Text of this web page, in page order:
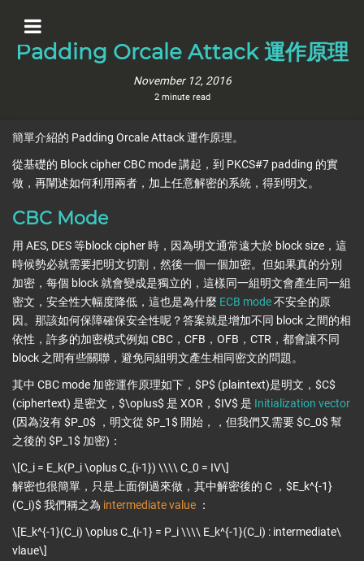
Padding Orcale Attack 運作原理
November 12, 2016
2 minute read
簡單介紹的 Padding Orcale Attack 運作原理。
從基礎的 Block cipher CBC mode 講起，到 PKCS#7 padding 的實
做，再闡述如何利用兩者，加上任意解密的系統，得到明文。
CBC Mode
用 AES, DES 等block cipher 時，因為明文通常遠大於 block size，這
時候勢必就需要把明文切割，然後一個一個加密。但如果真的分別
加密，每個 block 就會變成是獨立的，這樣同一組明文會產生同一組
密文，安全性大幅度降低，這也是為什麼 ECB mode不安全的原
因。那該如何保障確保安全性呢？答案就是增加不同 block 之間的相
依性，許多的加密模式例如 CBC，CFB，OFB，CTR，都會讓不同
block 之間有些關聯，避免同組明文產生相同密文的問題。
其中 CBC mode 加密運作原理如下，$P$ (plaintext)是明文，$C$
(ciphertext) 是密文，$\oplus$ 是 XOR，$IV$ 是 Initialization vector
(因為沒有 $P_0$ ，明文從 $P_1$ 開始，，但我們又需要 $C_0$ 幫
之後的 $P_1$ 加密)：
\[C_i = E_k(P_i \oplus C_{i-1}) \\\\ C_0 = IV\]
解密也很簡單，只是上面倒過來做，其中解密後的 C ，$E_k^{-1}
(C_i)$ 我們稱之為 intermediate value ：
\[E_k^{-1}(C_i) \oplus C_{i-1} = P_i \\\\ E_k^{-1}(C_i) : intermediate\
vlaue\]